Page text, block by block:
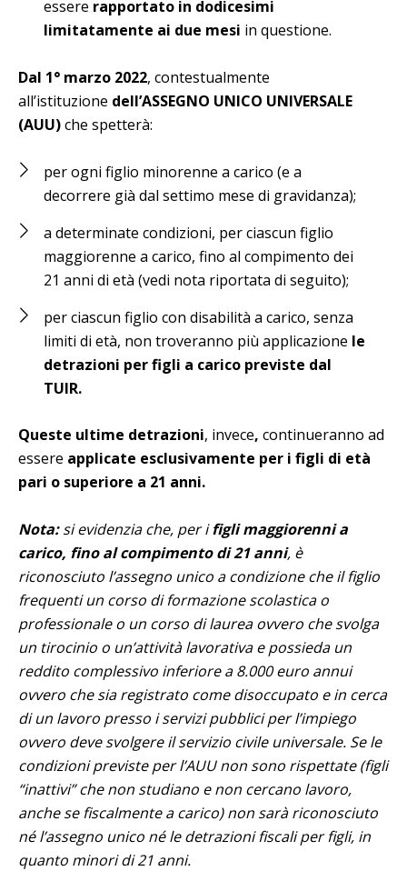
essere rapportato in dodicesimi
limitatamente ai due mesi in questione.
Dal 1° marzo 2022, contestualmente
all’istituzione dell’ASSEGNO UNICO UNIVERSALE
(AUU)che spetterà:
per ogni figlio minorenne a carico (e a
decorrere già dal settimo mese di gravidanza);
a determinate condizioni, per ciascun figlio
maggiorenne a carico, fino al compimento dei
21 anni di età (vedi nota riportata di seguito);
per ciascun figlio con disabilità a carico, senza
limiti di età, non troveranno più applicazione le
detrazioni per figli a carico previste dal
TUIR.
Queste ultime detrazioni, invece, continueranno ad
essere applicate esclusivamente per i figli di età
pari o superiore a 21 anni.
Nota:si evidenzia che, per ifigli maggiorenni a
carico, fino al compimento di 21 anni, è
riconosciuto l’assegno unico a condizione che il figlio
frequenti un corso di formazione scolastica o
professionale o un corso di laurea ovvero che svolga
un tirocinio o un’attività lavorativa e possieda un
reddito complessivo inferiore a 8.000 euro annui
ovvero che sia registrato come disoccupato e in cerca
di un lavoro presso i servizi pubblici per l’impiego
ovvero deve svolgere il servizio civile universale. Se le
condizioni previste per l’AUU non sono rispettate (figli
“inattivi” che non studiano e non cercano lavoro,
anche se fiscalmente a carico) non sarà riconosciuto
né l’assegno unico né le detrazioni fiscali per figli, in
quanto minori di 21 anni.